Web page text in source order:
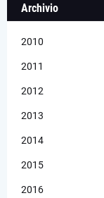
Archivio
2010
2011
2012
2013
2014
2015
2016